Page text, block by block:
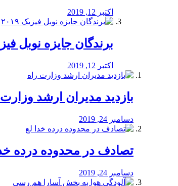
اکتبر 12, 2019
برندگان جایزه نوبل فیزیک
اکتبر 12, 2019
بازدید مدیران ارشد
دسامبر 24, 2019
تصادف در محدوده درده
دسامبر 24, 2019